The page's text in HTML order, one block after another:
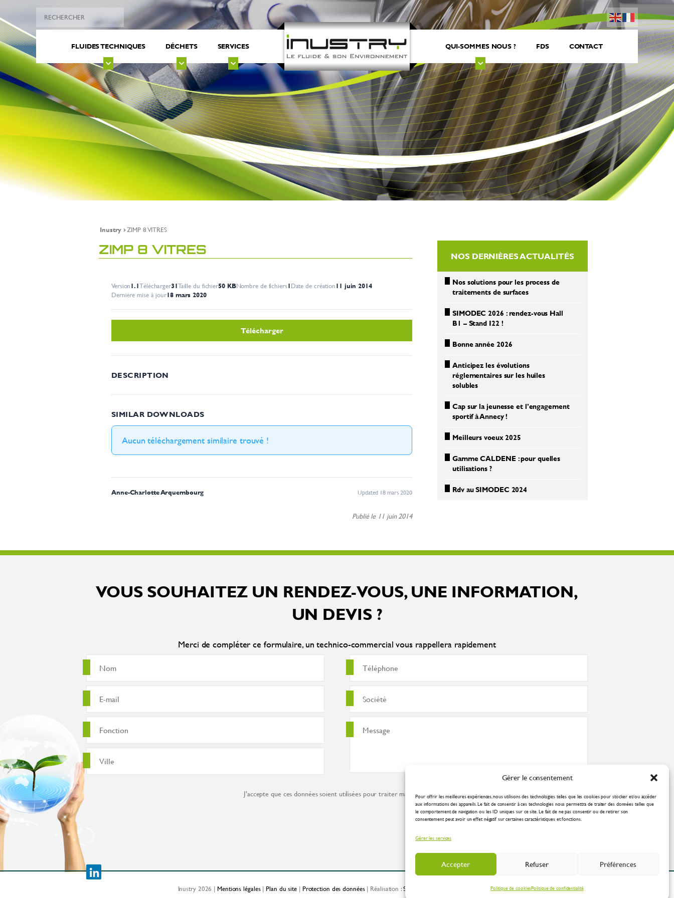
Gérer le consentement
Pour offrir les meilleures expériences, nous utilisons des technologies telles que les cookies pour stocker et/ou accéder
aux informations des appareils. Le fait de consentir à ces technologies nous permettra de traiter des données telles que
le comportement de navigation ou les ID uniques sur ce site. Le fait de ne pas consentir ou de retirer son
consentement peut avoir un effet négatif sur certaines caractéristiques et fonctions.
Gérer les services
Accepter Refuser Préférences
Politique de cookiesPolitique de confidentialité
FLUIDES TECHNIQUES DÉCHETS SERVICES QUI-SOMMES NOUS ? FDS CONTACT
Inustry ZIMP 8 VITRES
ZIMP 8 VITRES
Version1.1Télécharger31Taille du fichier50 KBNombre de fichiers1Date de création11 juin 2014
Dernière mise à jour18 mars 2020
Télécharger
DESCRIPTION
SIMILAR DOWNLOADS
Aucun téléchargement similaire trouvé !
Anne-Charlotte Arquembourg Updated 18 mars 2020
Publié le 11 juin 2014
NOS DERNIÈRES ACTUALITÉS
Nos solutions pour les process de
traitements de surfaces
SIMODEC 2026 : rendez-vous Hall
B1 – Stand I22 !
Bonne année 2026
Anticipez les évolutions
réglementaires sur les huiles
solubles
Cap sur la jeunesse et l’engagement
sportif à Annecy !
Meilleurs voeux 2025
Gamme CALDENE : pour quelles
utilisations ?
Rdv au SIMODEC 2024
VOUS SOUHAITEZ UN RENDEZ-VOUS, UNE INFORMATION,
UN DEVIS ?
Merci de compléter ce formulaire, un technico-commercial vous rappellera rapidement
J'accepte que ces données soient utilisées pour traiter ma demande conformément à lapolitique de confidentialité
Inustry 2026 | Mentions légales|Plan du site | Protection des données| Réalisation :Spirale Communication Industrielle